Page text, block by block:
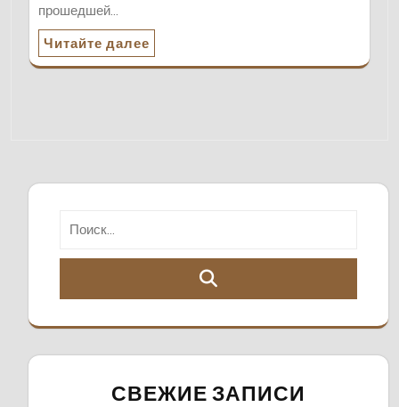
прошедшей…
Читайте далее
СВЕЖИЕ ЗАПИСИ